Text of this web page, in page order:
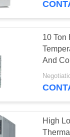
10 Ton
And
High